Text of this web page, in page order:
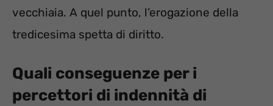
vecchiaia. A quel punto, l’erogazione della
tredicesima spetta di diritto.
Quali conseguenze per i
percettori di indennità di